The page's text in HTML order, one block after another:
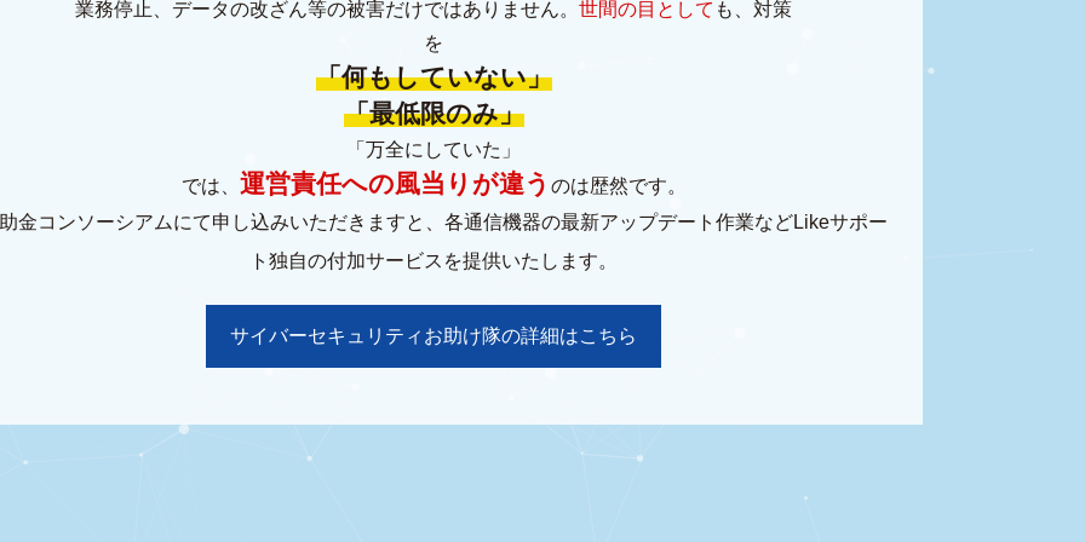
業務停止、データの改ざん等の被害だけではありません。世間の目として も、対策
を
「何もしていない」
「最低限のみ」
「万全にしていた」
では、 運営責任への風当りが違う のは歴然です。
金コンソーシアムにて申し込みいただきますと、各通信機器の最新アップデート作業などLikeサポー
ト独自の付加サービスを提供いたします。
サイバーセキュリティお助け隊の詳細はこちら